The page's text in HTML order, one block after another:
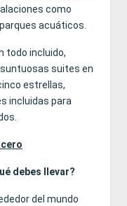
como
acuáticos.
todo incluido,
suites en
estrellas,
incluidas para
debes llevar?
del mundo